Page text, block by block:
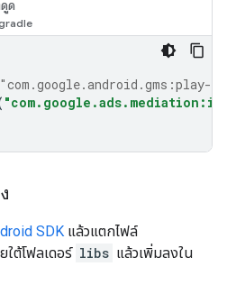
ด
"com.google.android.gms:play-
SDK แล้วแตกไฟล์
ใต้โฟลเดอร์ libs แล้วเพิ่มลงใน